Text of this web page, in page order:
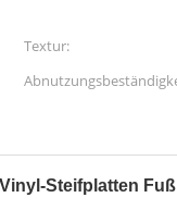
Textur:
Steifplatten